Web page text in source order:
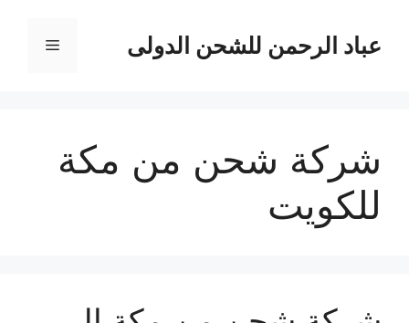
المحتوىعباد الرحمن للشحن الدولى القائمة
شركة شحن من مكة
للكويت